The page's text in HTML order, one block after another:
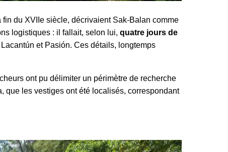
du XVIIe siècle, décrivaient Sak-Balan comme
logistiques : il fallait, selon lui, quatre jours de
et Pasión. Ces détails, longtemps
ont pu délimiter un périmètre de recherche
que les vestiges ont été localisés, correspondant